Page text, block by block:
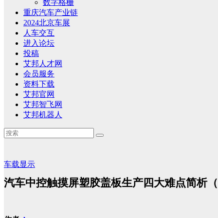
数字格栅
重庆汽车产业链
2024北京车展
人车交互
进入论坛
投稿
艾邦人才网
会员服务
资料下载
艾邦官网
艾邦智飞网
艾邦机器人
车载显示
汽车中控触摸屏塑胶盖板生产四大难点简析